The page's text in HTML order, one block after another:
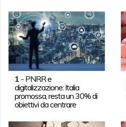
1- PNRR e
digitalizzazione: Italia
promossa, resta un 30% di
obiettivi da centrare